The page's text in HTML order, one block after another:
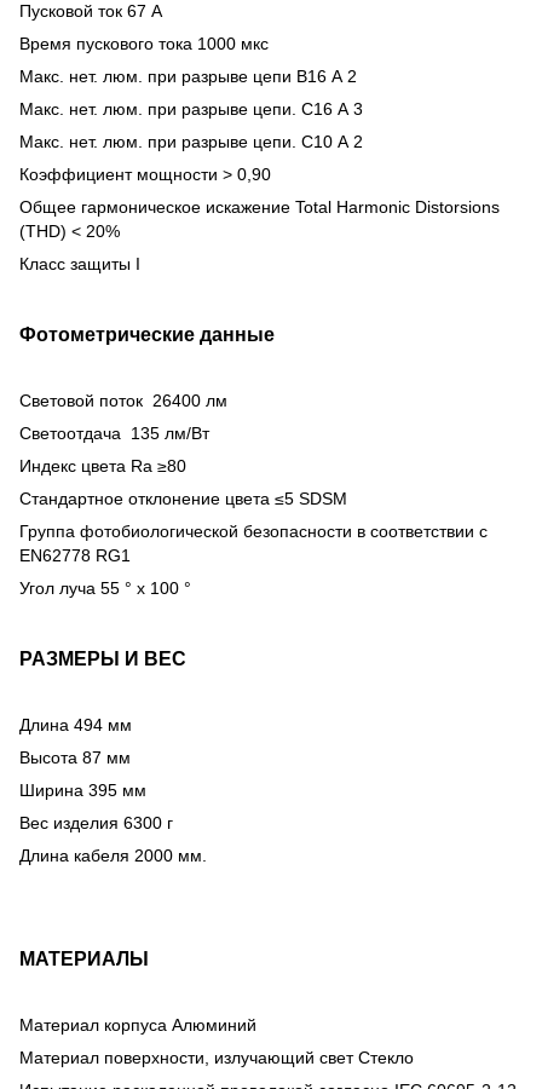
Пусковой ток 67 А
Время пускового тока 1000 мкс
Макс. нет. люм. при разрыве цепи В16 А 2
Макс. нет. люм. при разрыве цепи. С16 А 3
Макс. нет. люм. при разрыве цепи. С10 А 2
Коэффициент мощности > 0,90
Общее гармоническое искажение Total Harmonic Distorsions
(THD) < 20%
Класс защиты I
Фотометрические данные
Световой поток 26400 лм
Светоотдача 135 лм/Вт
Индекс цвета Ra ≥80
Стандартное отклонение цвета ≤5 SDSM
Группа фотобиологической безопасности в соответствии с
EN62778 RG1
Угол луча 55 ° х 100 °
РАЗМЕРЫ И ВЕС
Длина 494 мм
Высота 87 мм
Ширина 395 мм
Вес изделия 6300 г
Длина кабеля 2000 мм.
МАТЕРИАЛЫ
Материал корпуса Алюминий
Материал поверхности, излучающий свет Стекло